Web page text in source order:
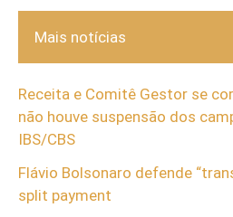
Mais notícias
Receita e Comitê Gestor se
não houve suspensão dos
IBS/CBS
Flávio Bolsonaro defende
split payment